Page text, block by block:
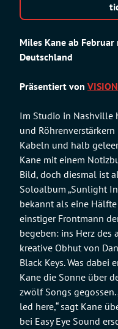
Miles Kane ab
Deutschland
Präsentiert von
Im Studio in Nashville
und
Kabeln und halb
Kane mit einem
Bild, doch diesmal ist
Soloalbum „Sunlight
bekannt als eine
einstiger Frontmann
begeben: ins Herz des
kreative Obhut von
Black Keys. Was
Kane die Sonne über
zwölf Songs gegossen.
led here,“ sagt Kane
bei Easy Eye Sound